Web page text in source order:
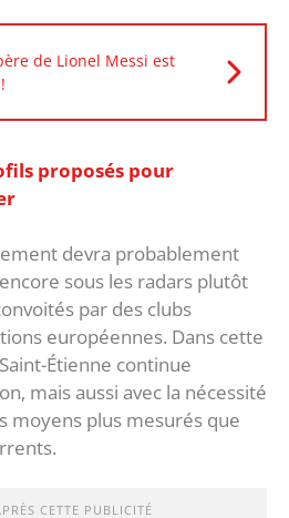
de Lionel Messi est
proposés pour
devra probablement
sous les radars plutôt
par des clubs
européennes. Dans cette
Étienne continue
mais aussi avec la nécessité
moyens plus mesurés que
CETTE PUBLICITÉ